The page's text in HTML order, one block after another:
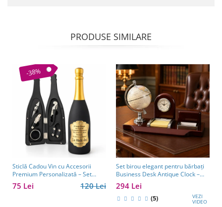
PRODUSE SIMILARE
-38%
Sticlă Cadou Vin cu Accesorii
Premium Personalizată – Set
Elegant pentru Bărbați
120 Lei
75 Lei
Set birou elegant pentru bărbați
Business Desk Antique Clock –
cadou premium pentru șef, soț
sau partener de afaceri
294 Lei
(5) VEZI
VIDEO